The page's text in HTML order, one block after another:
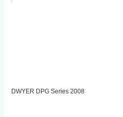
DWYER DPG Series 2008